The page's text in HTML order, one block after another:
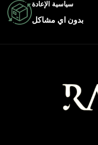
سياسية الإعادة
بدون اي مشاكل